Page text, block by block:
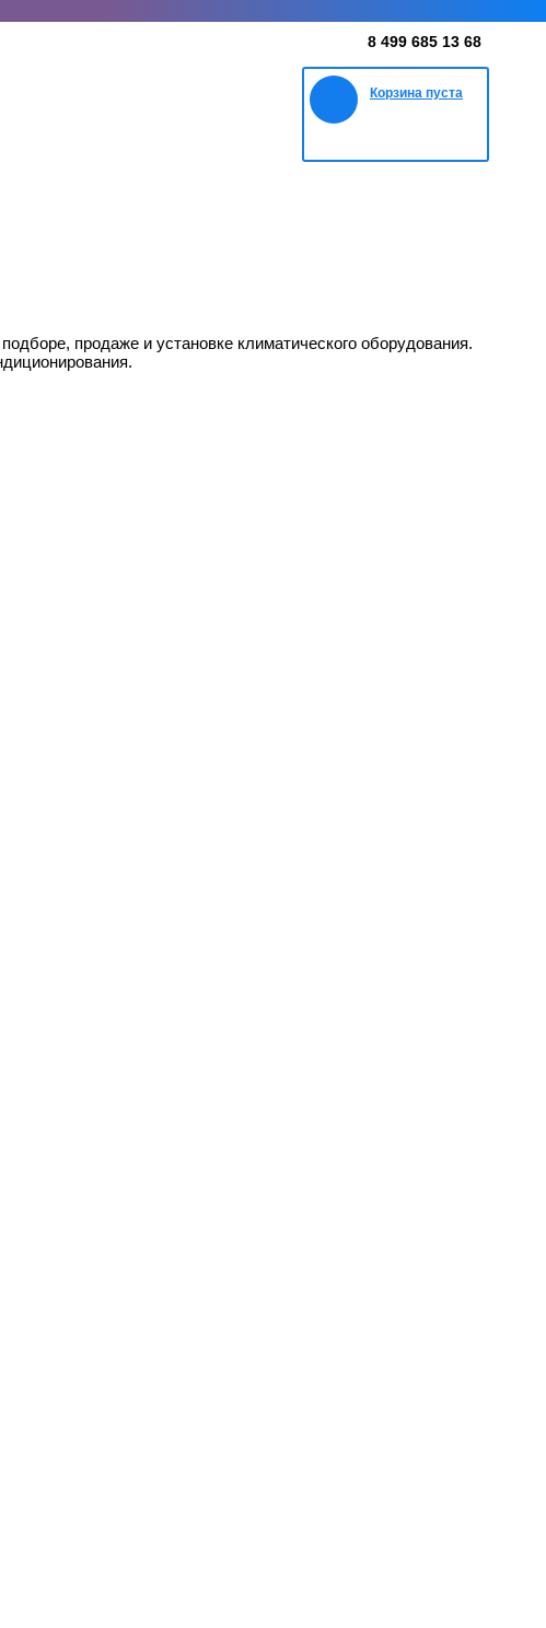
8 499 685 13 68
Корзина пуста
продаже и установке климатического оборудования.